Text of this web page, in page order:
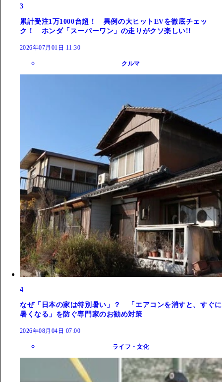
3
累計受注1万1000台超！ 異例の大ヒットEVを徹底チェッ
ク！ ホンダ「スーパーワン」の走りがクソ楽しい!!
2026年07月01日 11:30
クルマ
4
なぜ「日本の家は特別暑い」？ 「エアコンを消すと、すぐに
暑くなる」を防ぐ専門家のお勧め対策
2026年08月04日 07:00
ライフ・文化